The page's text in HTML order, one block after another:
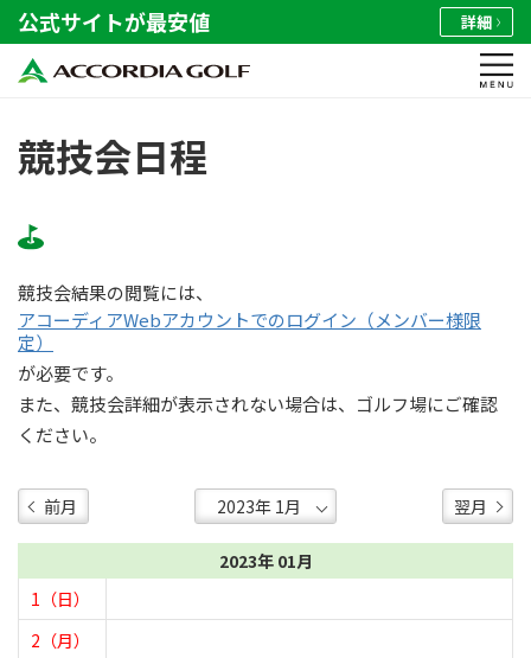
公式サイトが最安値 詳細
競技会日程
競技会結果の閲覧には、
アコーディアWebアカウントでのログイン（メンバー様限
定）
が必要です。
また、競技会詳細が表示されない場合は、ゴルフ場にご確認
ください。
前月 翌月
2023年 01月
1（日）
2（月）